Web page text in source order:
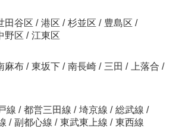
田谷区 / 港区 / 杉並区 / 豊島区 /
野区 / 江東区
麻布 / 東坂下 / 南長崎 / 三田 / 上落合 /
線 / 都営三田線 / 埼京線 / 総武線 /
/ 副都心線 / 東武東上線 / 東西線